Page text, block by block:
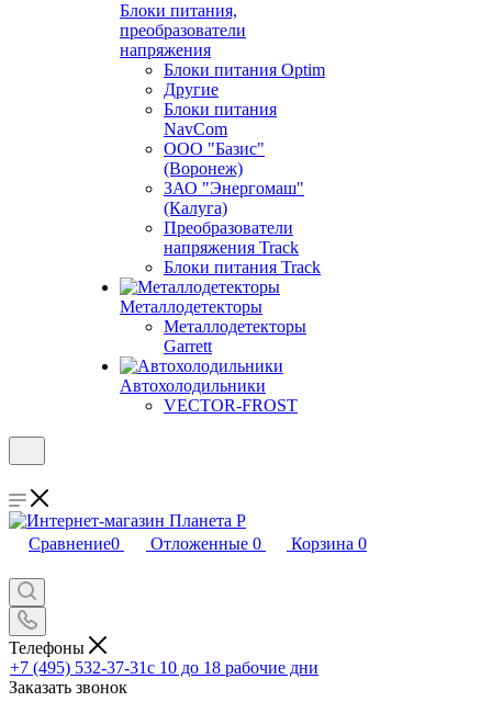
Блоки питания,
преобразователи
напряжения
Блоки питания Optim
Другие
Блоки питания
NavCom
ООО "Базис"
(Воронеж)
ЗАО "Энергомаш"
(Калуга)
Преобразователи
напряжения Track
Блоки питания Track
Металлодетекторы
Металлодетекторы
Garrett
Автохолодильники
VECTOR-FROST
Сравнение0 Отложенные 0 Корзина 0
Телефоны
+7 (495) 532-37-31с 10 до 18 рабочие дни
Заказать звонок